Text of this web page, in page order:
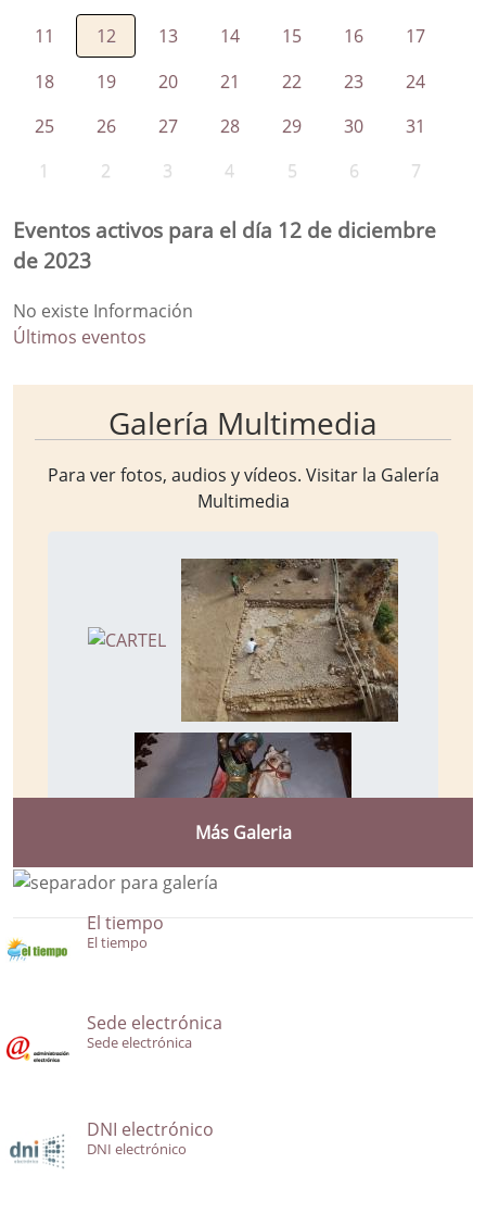
11
12 13 14 15 16
17
18
19 20 21 22 23
24
25
26 27 28 29 30
31
1
2 3 4 5 6 7
Eventos activos para el día 12 de diciembre
de 2023
No existe Información
Últimos eventos
Galería Multimedia
Para ver fotos, audios y vídeos. Visitar la Galería
Multimedia
Más Galeria
El tiempo
El tiempo
Sede electrónica
Sede electrónica
DNI electrónico
DNI electrónico